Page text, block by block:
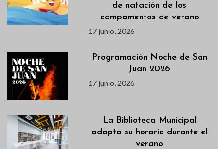
de natación de los
campamentos de verano
17 junio, 2026
Programación Noche de San
Juan 2026
17 junio, 2026
La Biblioteca Municipal
adapta su horario durante el
verano